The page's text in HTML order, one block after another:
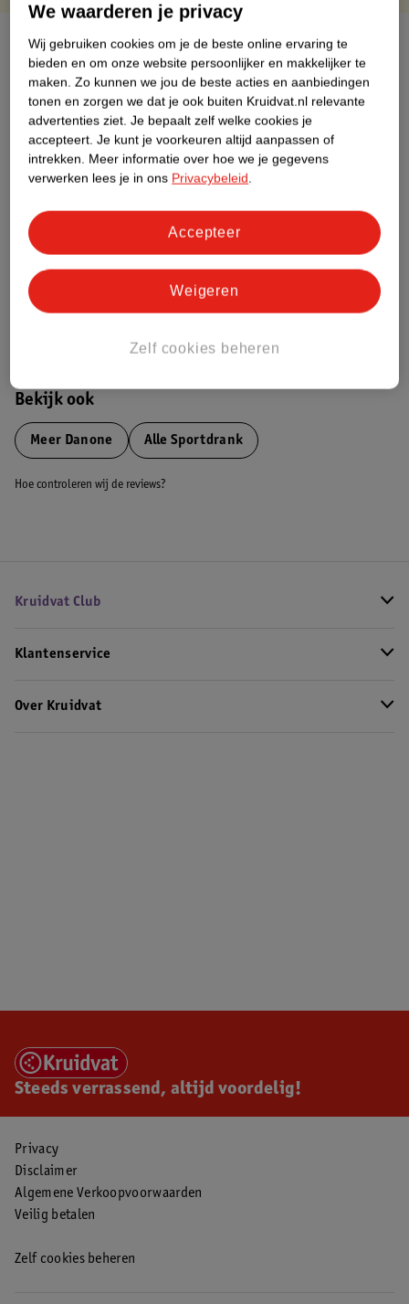
Over dit product
Productinformatie
Etiketinformatie
Nature Impact Score
Impact Score.
Meer informatie
Bekijk ook
Meer Danone Alle Sportdrank
Hoe controleren wij de reviews?
Kruidvat Club
Klantenservice
Over Kruidvat
Steeds verrassend, altijd voordelig!
Privacy
Disclaimer
Algemene Verkoopvoorwaarden
Veilig betalen
Zelf cookies beheren
We waarderen je privacy
Wij gebruiken cookies om je de beste online ervaring te
bieden en om onze website persoonlijker en makkelijker te
maken. Zo kunnen we jou de beste acties en aanbiedingen
tonen en zorgen we dat je ook buiten Kruidvat.nl relevante
advertenties ziet. Je bepaalt zelf welke cookies je
accepteert. Je kunt je voorkeuren altijd aanpassen of
intrekken. Meer informatie over hoe we je gegevens
verwerken lees je in ons Privacybeleid.
Zelf cookies beheren
Weigeren
Accepteer